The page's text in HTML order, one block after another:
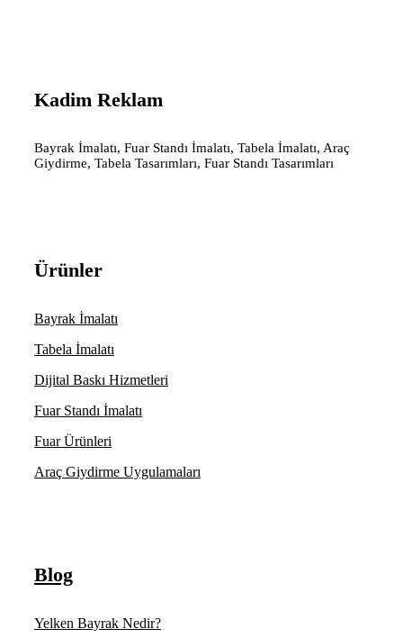
Kadim Reklam
Bayrak İmalatı, Fuar Standı İmalatı, Tabela İmalatı, Araç
Giydirme, Tabela Tasarımları, Fuar Standı Tasarımları
Ürünler
Bayrak İmalatı
Tabela İmalatı
Dijital Baskı Hizmetleri
Fuar Standı İmalatı
Fuar Ürünleri
Araç Giydirme Uygulamaları
Blog
Yelken Bayrak Nedir?